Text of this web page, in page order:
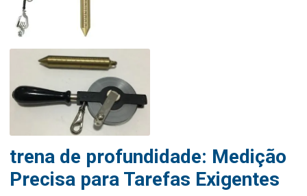
trena de profundidade: Medição
Precisa para Tarefas Exigentes